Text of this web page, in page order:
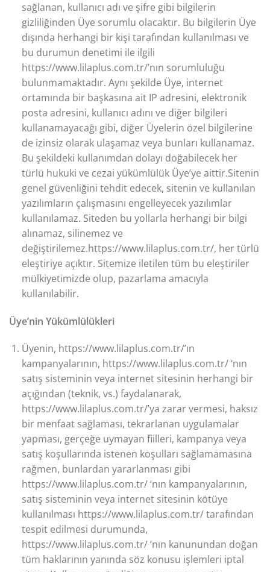
sağlanan, kullanıcı adı ve şifre gibi bilgilerin
gizliliğinden Üye sorumlu olacaktır. Bu bilgilerin Üye
dışında herhangi bir kişi tarafından kullanılması ve
bu durumun denetimi ile ilgili
https://www.lilaplus.com.tr/’nın sorumluluğu
bulunmamaktadır. Aynı şekilde Üye, internet
ortamında bir başkasına ait IP adresini, elektronik
posta adresini, kullanıcı adını ve diğer bilgileri
kullanamayacağı gibi, diğer Üyelerin özel bilgilerine
de izinsiz olarak ulaşamaz veya bunları kullanamaz.
Bu şekildeki kullanımdan dolayı doğabilecek her
türlü hukuki ve cezai yükümlülük Üye’ye aittir.Sitenin
genel güvenliğini tehdit edecek, sitenin ve kullanılan
yazılımların çalışmasını engelleyecek yazılımlar
kullanılamaz. Siteden bu yollarla herhangi bir bilgi
alınamaz, silinemez ve
değiştirilemez.https://www.lilaplus.com.tr/, her türlü
eleştiriye açıktır. Sitemize iletilen tüm bu eleştiriler
mülkiyetimizde olup, pazarlama amacıyla
kullanılabilir.
Üye’nin Yükümlülükleri
Üyenin, https://www.lilaplus.com.tr/’ın
kampanyalarının, https://www.lilaplus.com.tr/ ‘nın
satış sisteminin veya internet sitesinin herhangi bir
açığından (teknik, vs.) faydalanarak,
https://www.lilaplus.com.tr/’ya zarar vermesi, haksız
bir menfaat sağlaması, tekrarlanan uygulamalar
yapması, gerçeğe uymayan fiilleri, kampanya veya
satış koşullarında istenen koşulları sağlamamasına
rağmen, bunlardan yararlanması gibi
https://www.lilaplus.com.tr/ ‘nın kampanyalarının,
satış sisteminin veya internet sitesinin kötüye
kullanılması https://www.lilaplus.com.tr/ tarafından
tespit edilmesi durumunda,
https://www.lilaplus.com.tr/ ‘nın kanunundan doğan
tüm haklarının yanında söz konusu işlemleri iptal